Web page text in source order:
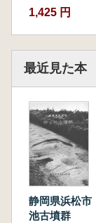
1,425 円
最近見た本
静岡県浜松
池古墳群